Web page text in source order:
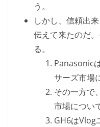
う。
しかし、信頼出
伝えて来たのだ
る。
Panasonic
サーズ市場
その一方で
市場につい
GH6はVlog